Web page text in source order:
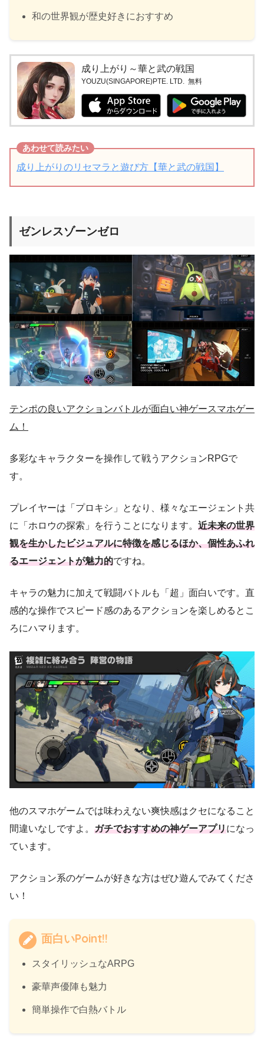
和の世界観が歴史好きにおすすめ
成り上がり～華と武の戦国
YOUZU(SINGAPORE)PTE. LTD. 無料
成り上がりのリセマラと遊び方【華と武の戦国】
ゼンレスゾーンゼロ
テンポの良いアクションバトルが面白い神ゲースマホゲー
ム！
多彩なキャラクターを操作して戦うアクションRPGで
す。
プレイヤーは「プロキシ」となり、様々なエージェント共
に「ホロウの探索」を行うことになります。 近未来の世界
観を生かしたビジュアルに特徴を感じるほか、個性あふれ
るエージェントが魅力的ですね。
キャラの魅力に加えて戦闘バトルも「超」面白いです。直
感的な操作でスピード感のあるアクションを楽しめるとこ
ろにハマります。
他のスマホゲームでは味わえない爽快感はクセになること
間違いなしですよ。 ガチでおすすめの神ゲーアプリになっ
ています。
アクション系のゲームが好きな方はぜひ遊んでみてくださ
い！
面白いPoint!!
スタイリッシュなARPG
豪華声優陣も魅力
簡単操作で白熱バトル